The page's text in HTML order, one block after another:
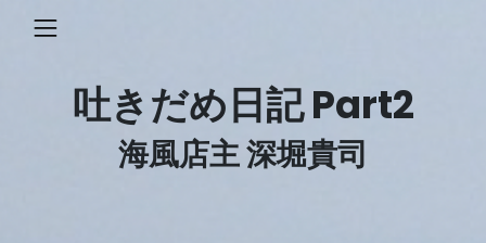
吐きだめ日記 Part2
海風店主 深堀貴司